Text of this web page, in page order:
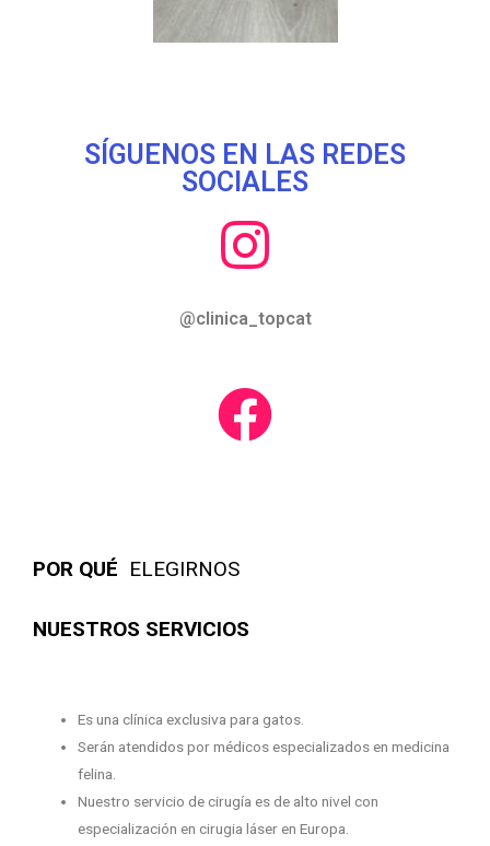
SÍGUENOS EN LAS REDES
SOCIALES
@clinica_topcat
POR QUÉ ELEGIRNOS
NUESTROS SERVICIOS
Es una clínica exclusiva para gatos.
Serán atendidos por médicos especializados en medicina
felina.
Nuestro servicio de cirugía es de alto nivel con
especialización en cirugia láser en Europa.